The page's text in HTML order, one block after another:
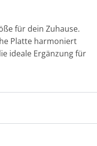
für dein Zuhause.
Platte harmoniert
ideale Ergänzung für